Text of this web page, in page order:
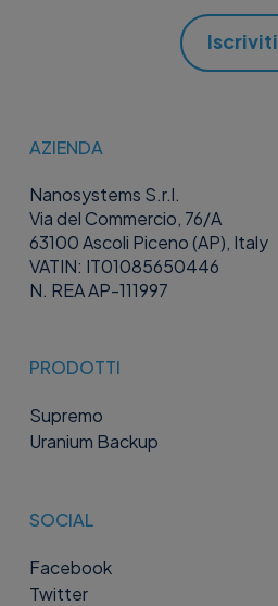
Iscriviti
AZIENDA
Nanosystems S.r.l.
Via del Commercio, 76/A
63100 Ascoli Piceno (AP), Italy
VATIN: IT01085650446
N. REA AP-111997
PRODOTTI
Supremo
Uranium Backup
SOCIAL
Facebook
Twitter